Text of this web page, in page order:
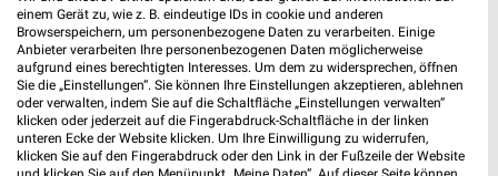
einem Gerät zu, wie z. B. eindeutige IDs in cookie und anderen
Browserspeichern, um personenbezogene Daten zu verarbeiten. Einige
Anbieter verarbeiten Ihre personenbezogenen Daten möglicherweise
aufgrund eines berechtigten Interesses. Um dem zu widersprechen, öffnen
Sie die „Einstellungen“. Sie können Ihre Einstellungen akzeptieren, ablehnen
oder verwalten, indem Sie auf die Schaltfläche „Einstellungen verwalten“
klicken oder jederzeit auf die Fingerabdruck-Schaltfläche in der linken
unteren Ecke der Website klicken. Um Ihre Einwilligung zu widerrufen,
klicken Sie auf den Fingerabdruck oder den Link in der Fußzeile der Website